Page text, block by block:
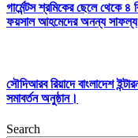
গার্মেন্টস শ্রমিকের ছেলে থেকে
ফয়সাল আহমেদের অনন্য সাফল্য
সৌদিআরব রিয়াদে বাংলাদেশ
সমাবর্তন অনুষ্ঠান।
Search